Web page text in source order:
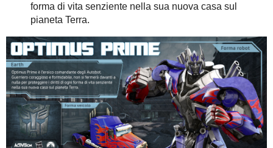
forma di vita senziente nella sua nuova casa sul
pianeta Terra.